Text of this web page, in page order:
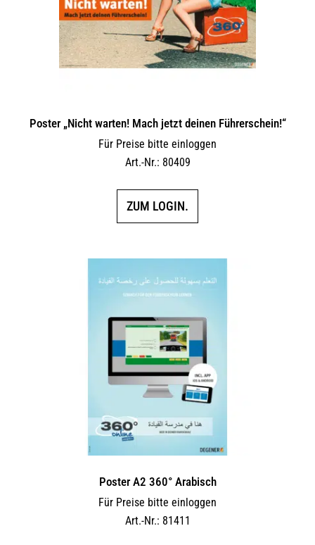
Poster „Nicht warten! Mach jetzt deinen Führerschein!“
Für Preise bitte einloggen
Art.-Nr.: 80409
ZUM LOGIN.
Poster A2 360° Arabisch
Für Preise bitte einloggen
Art.-Nr.: 81411